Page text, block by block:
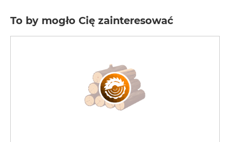
To by mogło Cię zainteresować